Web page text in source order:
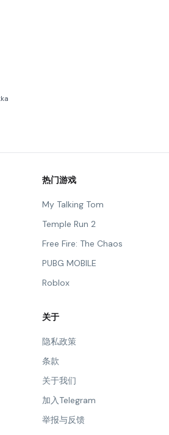
热门游戏
My Talking Tom
Temple Run 2
Free Fire: The Chaos
PUBG MOBILE
Roblox
关于
隐私政策
条款
关于我们
加入Telegram
举报与反馈